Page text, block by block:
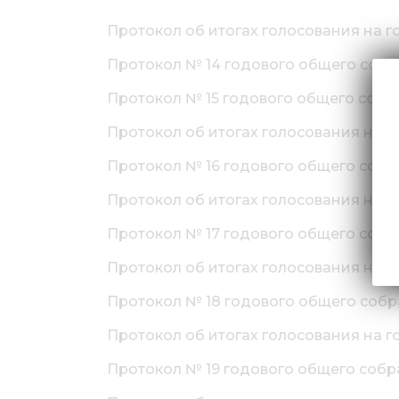
Протокол об итогах голосования на
Протокол № 14 годового общего
Протокол № 15 годового общего
Протокол об итогах голосования на
Протокол № 16 годового общего
Протокол об итогах голосования на
Протокол № 17 годового общего
Протокол об итогах голосования на
Протокол № 18 годового общего
Протокол об итогах голосования на
Протокол № 19 годового общего